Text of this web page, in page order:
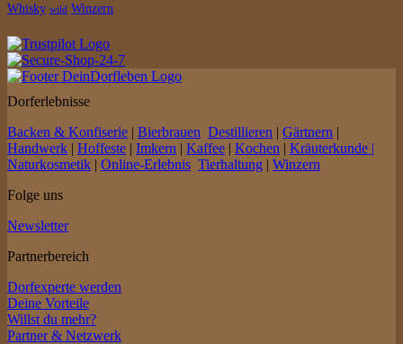
Whisky wild Winzern
Dorferlebnisse
Backen & Konfiserie | Bierbrauen Destillieren | Gärtnern |
Handwerk | Hoffeste | Imkern | Kaffee | Kochen | Kräuterkunde |
Naturkosmetik | Online-Erlebnis Tierhaltung | Winzern
Folge uns
Newsletter
Partnerbereich
Dorfexperte werden
Deine Vorteile
Willst du mehr?
Partner & Netzwerk